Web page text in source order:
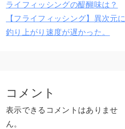
ライフィッシングの醍醐味は？
【フライフィッシング】異次元に
釣り上がり速度が遅かった。
コメント
表示できるコメントはありませ
ん。